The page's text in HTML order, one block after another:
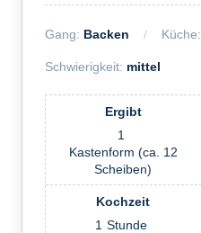
Gang: Backen Küche:
Schwierigkeit: mittel
Ergibt
1
Kastenform (ca. 12
Scheiben)
Kochzeit
1 Stunde